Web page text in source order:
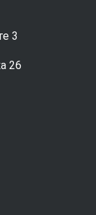
3
26